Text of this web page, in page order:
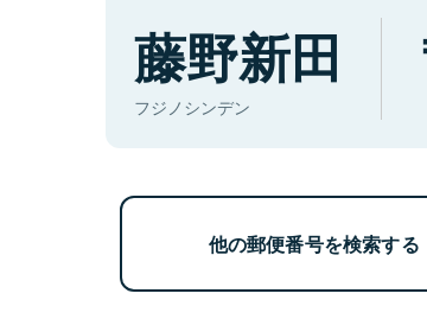
藤野新田
フジノシンデン
他の郵便番号を検索する